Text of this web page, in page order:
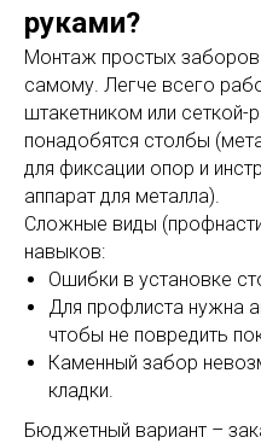
руками?
Монтаж простых
самому. Легче всего
штакетником или сеткой-
понадобятся столбы
для фиксации опор и
аппарат для металла).
Сложные виды
навыков:
Ошибки в установке
Для профлиста нужна
чтобы не повредить
Каменный забор
кладки.
Бюджетный вариант –